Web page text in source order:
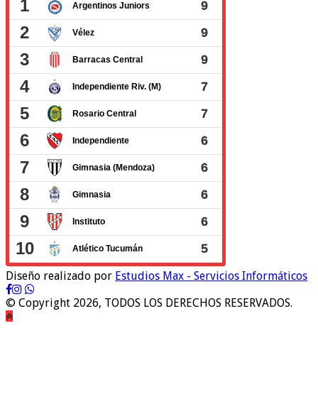
Diseño realizado por Estudios Max - Servicios Informáticos
© Copyright 2026, TODOS LOS DERECHOS RESERVADOS.